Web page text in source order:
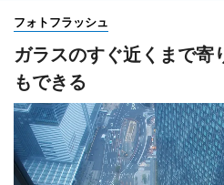
フォトフラッシュ
ガラスのすぐ近くまで寄
もできる